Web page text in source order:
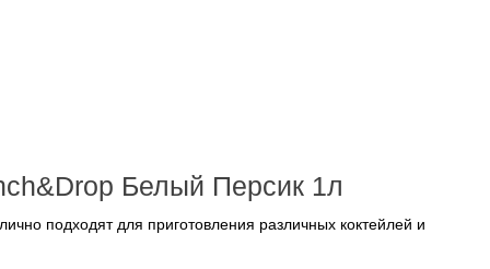
Белый Персик 1л
подходят для приготовления различных коктейлей и